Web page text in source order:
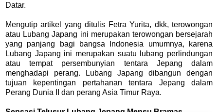
Datar.
Mengutip artikel yang ditulis Fetra Yurita, dkk, terowongan
atau Lubang Japang ini merupakan terowongan bersejarah
yang panjang bagi bangsa Indonesia umumnya, karena
Lubang Japang ini merupakan suatu lubang perlindungan
atau tempat persembunyian tentara Jepang dalam
menghadapi perang. Lubang Japang dibangun dengan
tujuan kepentingan pertahanan tentara Jepang dalam
Perang Dunia II dan perang Asia Timur Raya.